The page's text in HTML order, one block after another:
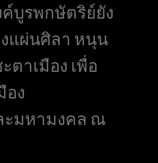
ค์บูรพกษัตริย์ยัง
แผ่นศิลา หนุน
ตาเมือง เพื่อ
อง
ะมหามงคล ณ